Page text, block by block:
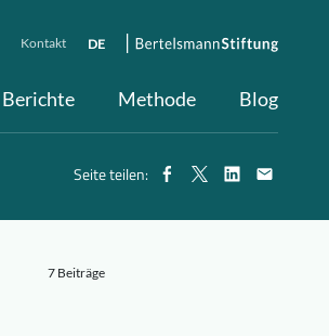
Berichte Methode Blog
Kontakt DE
Seite teilen:
7 Beiträge